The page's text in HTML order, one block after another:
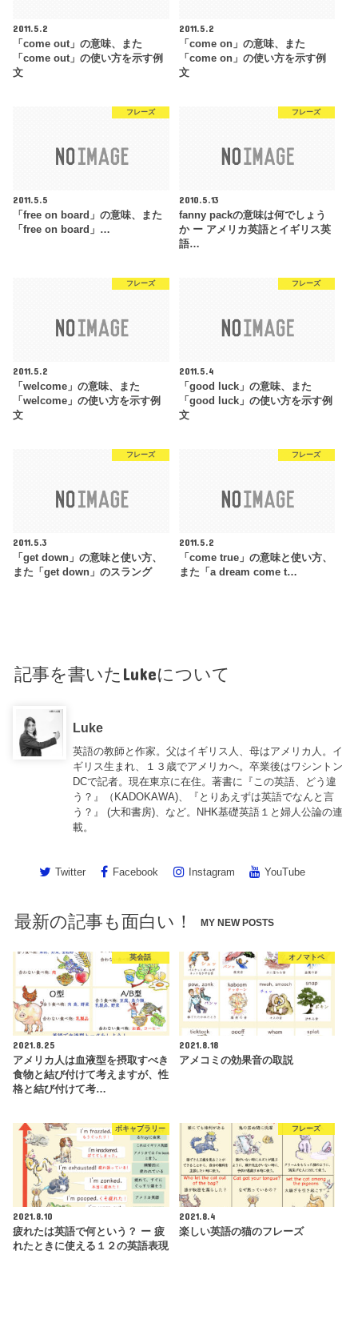
2011.5.2
「come out」の意味、また
「come out」の使い方を示す例
文
2011.5.2
「come on」の意味、また
「come on」の使い方を示す例
文
フレーズ
2011.5.5
「free on board」の意味、また
「free on board」…
フレーズ
2010.5.13
fanny packの意味は何でしょう
か ー アメリカ英語とイギリス英
語…
フレーズ
2011.5.2
「welcome」の意味、また
「welcome」の使い方を示す例
文
フレーズ
2011.5.4
「good luck」の意味、また
「good luck」の使い方を示す例
文
フレーズ
2011.5.3
「get down」の意味と使い方、
また「get down」のスラング
フレーズ
2011.5.2
「come true」の意味と使い方、
また「a dream come t…
記事を書いたLukeについて
Luke
英語の教師と作家。父はイギリス人、母はアメリカ人。イ
ギリス生まれ、１３歳でアメリカへ。卒業後はワシントン
DCで記者。現在東京に在住。著書に『この英語、どう違
う？』（KADOKAWA)、『とりあえずは英語でなんと言
う？』 (大和書房)、など。NHK基礎英語１と婦人公論の連
載。
Twitter Facebook Instagram YouTube
最新の記事も面白い！ MY NEW POSTS
英会話
2021.8.25
アメリカ人は血液型を摂取すべき
食物と結び付けて考えますが、性
格と結び付けて考…
オノマトペ
2021.8.18
アメコミの効果音の取説
ボキャブラリー
2021.8.10
疲れたは英語で何という？ ー 疲
れたときに使える１２の英語表現
フレーズ
2021.8.4
楽しい英語の猫のフレーズ